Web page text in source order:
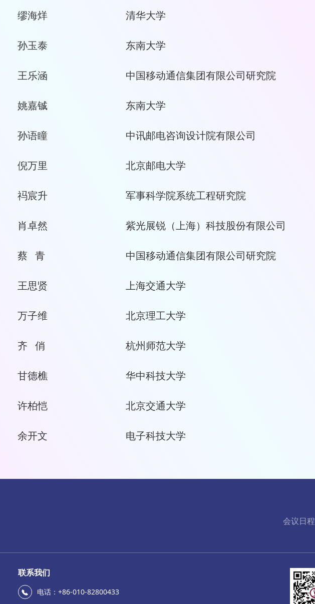
缪海烊 清华大学
孙玉泰 东南大学
王乐涵 中国移动通信集团有限公司研究院
姚嘉铖 东南大学
孙语瞳 中讯邮电咨询设计院有限公司
倪万里 北京邮电大学
祃宸升 军事科学院系统工程研究院
肖卓然 紫光展锐（上海）科技股份有限公司
蔡 青 中国移动通信集团有限公司研究院
王思贤 上海交通大学
万子维 北京理工大学
齐 俏 杭州师范大学
甘德樵 华中科技大学
许柏恺 北京交通大学
余开文 电子科技大学
会议日程
联系我们
电话：+86-010-82800433